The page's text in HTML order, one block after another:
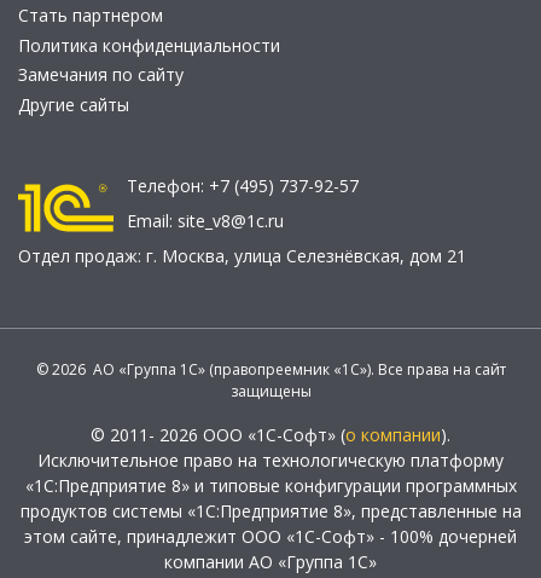
Стать партнером
Политика конфиденциальности
Замечания по сайту
Другие сайты
Телефон: +7 (495) 737-92-57
Email: site_v8@1c.ru
Отдел продаж: г. Москва, улица Селезнёвская, дом 21
© 2026 АО «Группа 1С» (правопреемник «1С»). Все права на сайт
защищены
© 2011- 2026 ООО «1С-Софт» (о компании).
Исключительное право на технологическую платформу
«1С:Предприятие 8» и типовые конфигурации программных
продуктов системы «1С:Предприятие 8», представленные на
этом сайте, принадлежит ООО «1С-Софт» - 100% дочерней
компании АО «Группа 1С»